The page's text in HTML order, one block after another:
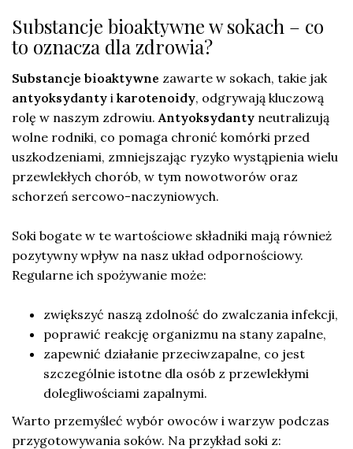
Substancje bioaktywne w sokach – co
to oznacza dla zdrowia?
Substancje bioaktywne zawarte w sokach, takie jak
antyoksydanty i karotenoidy, odgrywają kluczową
rolę w naszym zdrowiu. Antyoksydanty neutralizują
wolne rodniki, co pomaga chronić komórki przed
uszkodzeniami, zmniejszając ryzyko wystąpienia wielu
przewlekłych chorób, w tym nowotworów oraz
schorzeń sercowo-naczyniowych.
Soki bogate w te wartościowe składniki mają również
pozytywny wpływ na nasz układ odpornościowy.
Regularne ich spożywanie może:
zwiększyć naszą zdolność do zwalczania infekcji,
poprawić reakcję organizmu na stany zapalne,
zapewnić działanie przeciwzapalne, co jest
szczególnie istotne dla osób z przewlekłymi
dolegliwościami zapalnymi.
Warto przemyśleć wybór owoców i warzyw podczas
przygotowywania soków. Na przykład soki z: